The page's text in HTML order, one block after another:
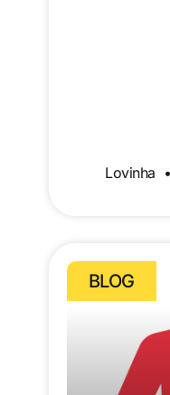
Lovinha
BLOG